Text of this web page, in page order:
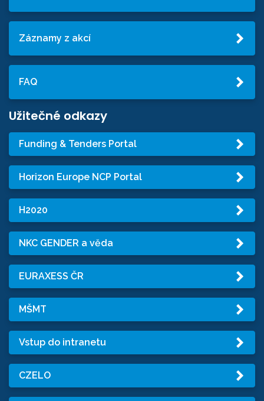
Záznamy z akcí
FAQ
Užitečné odkazy
Funding & Tenders Portal
Horizon Europe NCP Portal
H2020
NKC GENDER a věda
EURAXESS ČR
MŠMT
Vstup do intranetu
CZELO